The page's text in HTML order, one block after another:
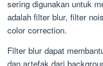
sering digunakan untuk
adalah filter blur, filter
color correction.
Filter blur dapat
dan artefak dari